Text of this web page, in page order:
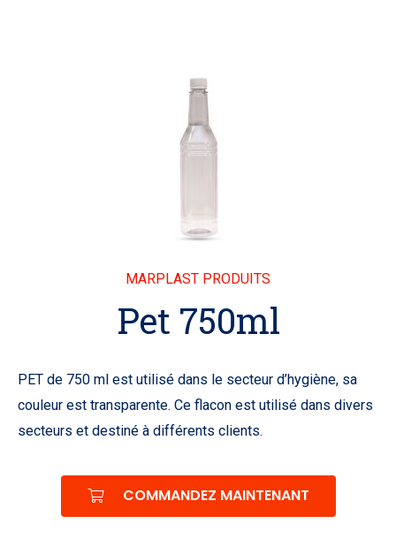
MARPLAST PRODUITS
Pet 750ml
PET de 750 ml est utilisé dans le secteur d’hygiène, sa
couleur est transparente. Ce flacon est utilisé dans divers
secteurs et destiné à différents clients.
COMMANDEZ MAINTENANT